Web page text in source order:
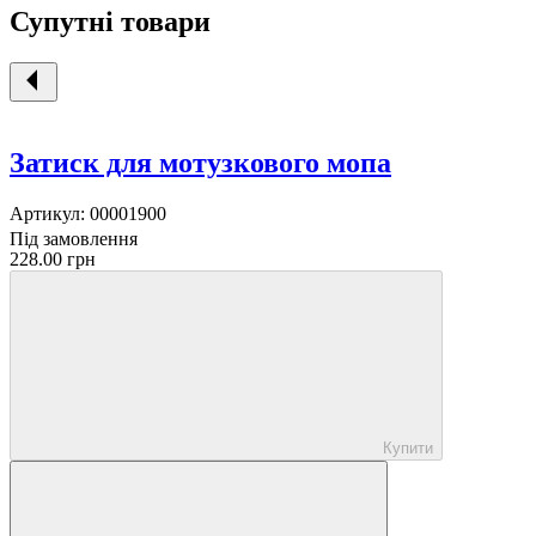
Супутні товари
Затиск для мотузкового мопа
Артикул: 00001900
Під замовлення
228.00 грн
Купити